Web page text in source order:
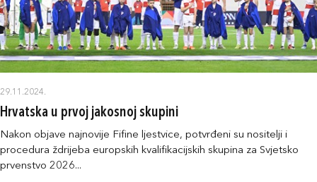
29.11.2024.
Hrvatska u prvoj jakosnoj skupini
Nakon objave najnovije Fifine ljestvice, potvrđeni su nositelji i
procedura ždrijeba europskih kvalifikacijskih skupina za Svjetsko
prvenstvo 2026...